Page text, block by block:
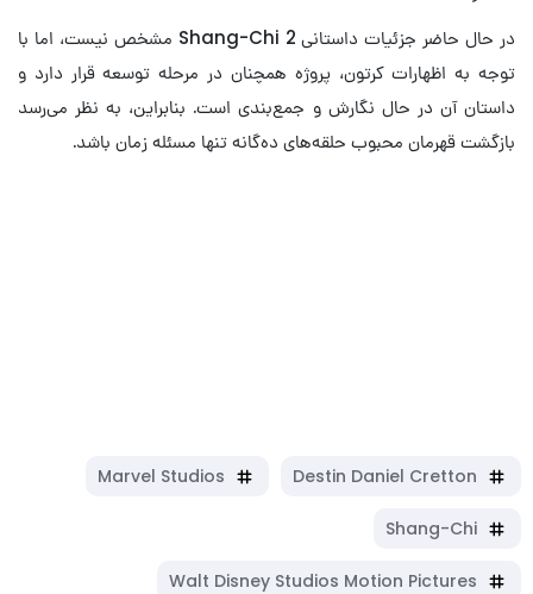
در حال حاضر جزئیات داستانی Shang-Chi 2 مشخص نیست، اما با
توجه به اظهارات کرتون، پروژه همچنان در مرحله توسعه قرار دارد و
داستان آن در حال نگارش و جمع‌بندی است. بنابراین، به نظر می‌رسد
بازگشت قهرمان محبوب حلقه‌های ده‌گانه تنها مسئله زمان باشد.
Destin Daniel Cretton
Marvel Studios
Shang-Chi
Walt Disney Studios Motion Pictures